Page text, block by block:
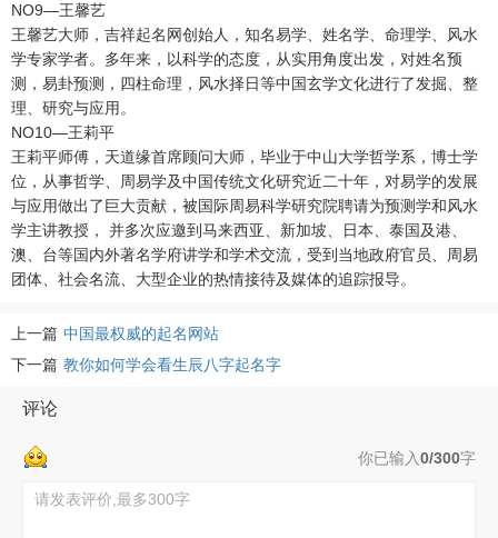
NO9—王馨艺
王馨艺大师，吉祥起名网创始人，知名易学、姓名学、命理学、风水
学专家学者。多年来，以科学的态度，从实用角度出发，对姓名预
测，易卦预测，四柱命理，风水择日等中国玄学文化进行了发掘、整
理、研究与应用。
NO10—王莉平
王莉平师傅，天道缘首席顾问大师，毕业于中山大学哲学系，博士学
位，从事哲学、周易学及中国传统文化研究近二十年，对易学的发展
与应用做出了巨大贡献，被国际周易科学研究院聘请为预测学和风水
学主讲教授， 并多次应邀到马来西亚、新加坡、日本、泰国及港、
澳、台等国内外著名学府讲学和学术交流，受到当地政府官员、周易
团体、社会名流、大型企业的热情接待及媒体的追踪报导。
上一篇 中国最权威的起名网站
下一篇 教你如何学会看生辰八字起名字
评论
你已输入0/300字